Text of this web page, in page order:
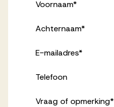
Voornaam*
Achternaam*
E-mailadres*
Telefoon
Vraag of opmerking*